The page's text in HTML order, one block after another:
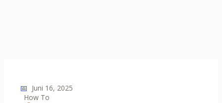
📅 Juni 16, 2025
How To